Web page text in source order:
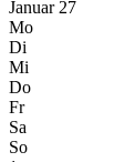
Januar 27
Mo
Di
Mi
Do
Fr
Sa
So